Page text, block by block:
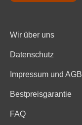
Wir über uns
Datenschutz
Impressum und AGB
Bestpreisgarantie
FAQ